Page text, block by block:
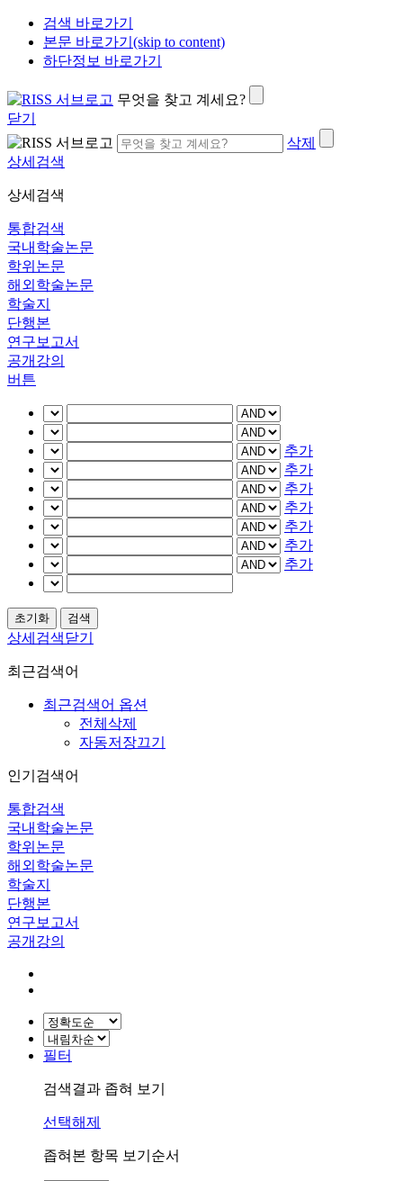
검색 바로가기
본문 바로가기(skip to content)
하단정보 바로가기
무엇을 찾고 계세요?
닫기
삭제
상세검색
상세검색
통합검색
국내학술논문
학위논문
해외학술논문
학술지
단행본
연구보고서
공개강의
버튼
추가
추가
추가
추가
추가
추가
추가
상세검색닫기
최근검색어
최근검색어 옵션
전체삭제
자동저장끄기
인기검색어
통합검색
국내학술논문
학위논문
해외학술논문
학술지
단행본
연구보고서
공개강의
필터
검색결과 좁혀 보기
선택해제
좁혀본 항목 보기순서